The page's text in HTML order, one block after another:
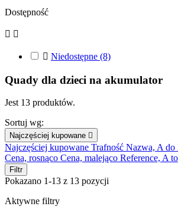
Dostępność
 
 Niedostępne (8)
Quady dla dzieci na akumulator
Jest 13 produktów.
Sortuj wg:
Najczęściej kupowane 
Najczęściej kupowane Trafność Nazwa, A do
Cena, rosnąco Cena, malejąco Reference, A
Filtr
Pokazano 1-13 z 13 pozycji
Aktywne filtry